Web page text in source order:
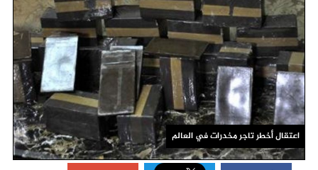
اعتقال أخطر تاجر مخدرات في العالم